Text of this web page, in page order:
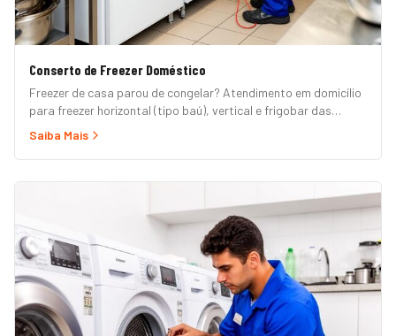
Conserto de Freezer Doméstico
Freezer de casa parou de congelar? Atendimento em domicílio
para freezer horizontal (tipo baú), vertical e frigobar das
marcas Brastemp, Consul, Electrolux, Esmaltec, Philco e
de restaurante, padaria ou mercado, veja nossa página de
Freezer Comercial.)
Saiba Mais